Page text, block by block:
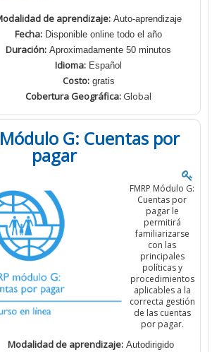
de aprendizaje: Auto-aprendizaje
Fecha: Disponible online todo el año
Duración: Aproximadamente 50 minutos
Idioma: Español
Costo:gratis
Cobertura Geográfica:Global
Módulo G: Cuentas por
pagar
FMRP Módulo G:
Cuentas por
pagar le
permitirá
familiarizarse
con las
principales
políticas y
procedimientos
aplicables a la
correcta gestión
de las cuentas
por pagar.
Modalidad de aprendizaje:Autodirigido